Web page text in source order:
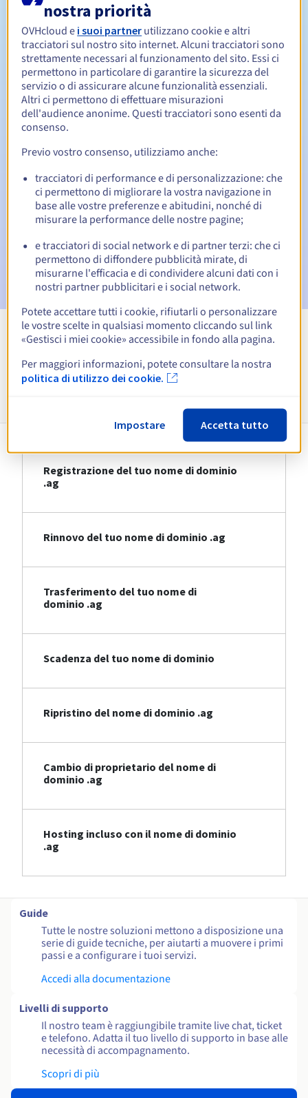
Periodo di rinnovo Da 1 a 10 anni
Redemption period 30 giorni
Notifiche automatiche:
Email di notifica:60, 30, 15, 7 e 3 giorni prima della
scadenza
Email il giorno della scadenzaper notificare la
sospensione del nome di dominio
Email dopo il Redemption Grace Periodper notificare la
cancellazione del nome di dominio
Visualizza tutte le estensioni
Informazioni su .ag
Registrazione del tuo nome di dominio
.ag
Rinnovo del tuo nome di dominio .ag
Trasferimento del tuo nome di
dominio .ag
Scadenza del tuo nome di dominio
Ripristino del nome di dominio .ag
Cambio di proprietario del nome di
dominio .ag
Hosting incluso con il nome di dominio
.ag
Guide
Tutte le nostre soluzioni mettono a disposizione una
serie di guide tecniche, per aiutarti a muovere i primi
passi e a configurare i tuoi servizi.
Accedi alla documentazione
Livelli di supporto
Il nostro team è raggiungibile tramite live chat, ticket
e telefono. Adatta il tuo livello di supporto in base alle
necessità di accompagnamento.
Scopri di più
nostra priorità
OVHcloud e i suoi partner utilizzano cookie e altri
tracciatori sul nostro sito internet. Alcuni tracciatori sono
strettamente necessari al funzionamento del sito. Essi ci
permettono in particolare di garantire la sicurezza del
servizio o di assicurare alcune funzionalità essenziali.
Altri ci permettono di effettuare misurazioni
dell'audience anonime. Questi tracciatori sono esenti da
consenso.
Previo vostro consenso, utilizziamo anche:
tracciatori di performance e di personalizzazione: che
ci permettono di migliorare la vostra navigazione in
base alle vostre preferenze e abitudini, nonché di
misurare la performance delle nostre pagine;
e tracciatori di social network e di partner terzi: che ci
permettono di diffondere pubblicità mirate, di
misurarne l'efficacia e di condividere alcuni dati con i
nostri partner pubblicitari e i social network.
Potete accettare tutti i cookie, rifiutarli o personalizzare
le vostre scelte in qualsiasi momento cliccando sul link
«Gestisci i miei cookie» accessibile in fondo alla pagina.
Per maggiori informazioni, potete consultare la nostra
politica di utilizzo dei cookie.
Impostare Accetta tutto